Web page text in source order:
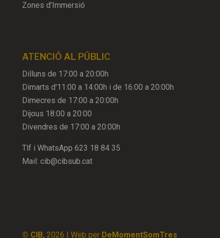
Zones d’Immersió
ATENCIÓ AL PÚBLIC
Dilluns de 17:00 a 20:00h
Dimarts d'11:00 a 14:00h i de 16:00 a 20:00h
Dimecres de 17:00 a 20:00h
Dijous 18:00 a 20:00
Divendres de 17:00 a 20:00h
Tlf i WhatsApp 623 18 84 35
Mail: cib@cibsub.cat
© CIB, 2026 | Web per DeMomentSomTres